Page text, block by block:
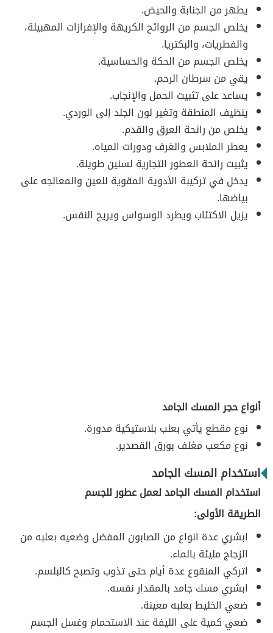
يطهر من الجنابة والحيض.
يخلص الجسم من الروائح الكريهة والإفرازات المهبيلة،
والفطريات، والبكتريا.
يخلص الجسم من الحكة والحساسية.
يقي من سرطان الرحم.
يساعد على تثبيت الحمل والإنجاب.
ينظيف المنطقة وتغير لون الجلد إلى الوردي.
يخلص من رائحة العرق والقدم.
يعطر الملابس والغرف ودورات المياه.
يثبيت رائحة العطور التجارية لسنين طويلة.
يدخل في تركيبة الأدوية المقوية للعين والمعالجه على
بياضها.
يزيل الاكتئاب ويطرد الوسواس ويريح النفس.
أنواع حجر المسك الجامد
نوع مقطع يأتي بعلب بلاستيكية مدورة.
نوع مكعب مغلف بورق القصدير.
استخدام المسك الجامد
استخدام المسك الجامد لعمل عطور للجسم
الطريقة الأولى:
ابشري عدة انواع من الصابون المفضل وضعيه بعلبه من
الزجاج مليئة بالماء.
اتركي المنقوع عدة أيام حتى تذوب وتصبح كالبلسم.
ابشري مسك جامد بالمقدار نفسه.
ضعي الخليط بعلبه معينة.
ضعي كمية على الليفة عند الاستحمام وغسل الجسم